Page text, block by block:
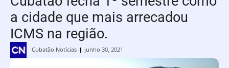
a cidade que mais arrecadou
ICMS na região.
Cubatão Notícias junho 30, 2021